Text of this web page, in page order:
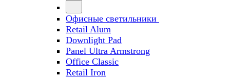
Офисные светильники
Retail Alum
Downlight Pad
Panel Ultra Armstrong
Office Classic
Retail Iron